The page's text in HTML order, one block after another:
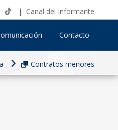
| Canal del Informante
Contacto
Contratos menores